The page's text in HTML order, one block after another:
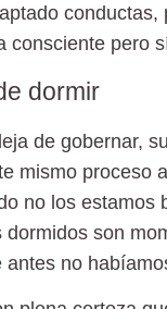
pero
dormir
de gobernar,
mismo proceso
no los estamos
son
no